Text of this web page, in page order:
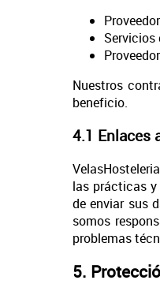
Servicios
Nuestros
beneficio.
4.1 Enlaces
las prácticas y
de enviar sus
somos
problemas
5.